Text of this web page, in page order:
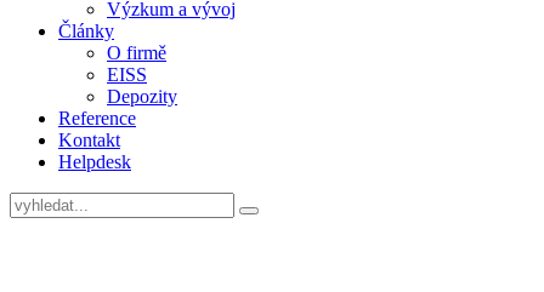
Výzkum a vývoj
Články
O firmě
EISS
Depozity
Reference
Kontakt
Helpdesk